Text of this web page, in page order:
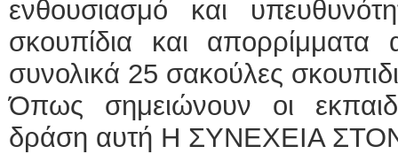
ενθουσιασμό και
σκουπίδια και απορρίμματα
συνολικά 25 σακούλες
Όπως σημειώνουν οι
δράση αυτή Η ΣΥΝΕΧΕΙΑ